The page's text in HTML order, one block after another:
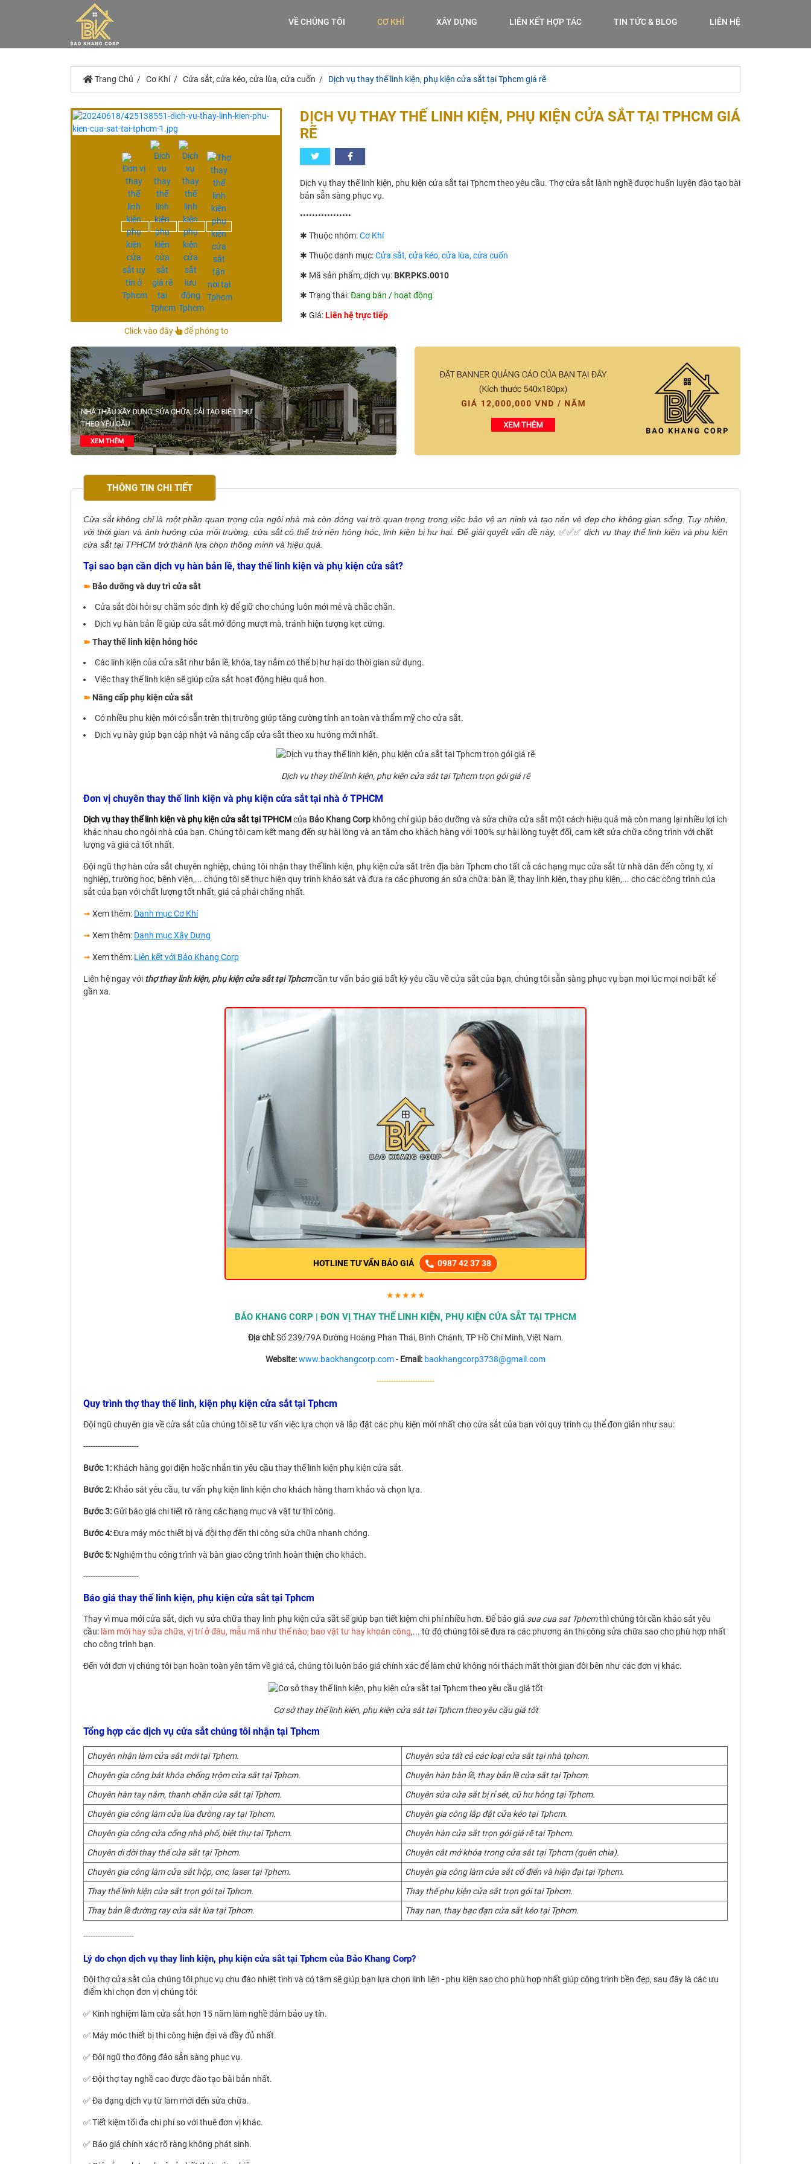
VỀ CHÚNG TÔI CƠ KHÍ XÂY DỰNG LIÊN KẾT HỢP TÁC TIN TỨC & BLOG LIÊN HỆ
Trang Chủ Cơ Khí Cửa sắt, cửa kéo, cửa lùa, cửa cuốn Dịch vụ thay thế linh kiện, phụ kiện cửa sắt tại Tphcm giá rẽ
Click vào đây để phóng to
DỊCH VỤ THAY THẾ LINH KIỆN, PHỤ KIỆN CỬA SẮT TẠI TPHCM GIÁ
RẼ
Dịch vụ thay thế linh kiện, phụ kiện cửa sắt tại Tphcm theo yêu cầu. Thợ cửa sắt lành nghề được huấn luyện đào tạo bài
bản sẵn sàng phục vụ.
•••••••••••••••••
✱ Thuộc nhóm:Cơ Khí
✱ Thuộc danh mục:Cửa sắt, cửa kéo, cửa lùa, cửa cuốn
✱ Mã sản phẩm, dịch vụ: BKP.PKS.0010
✱ Trạng thái:Đang bán / hoạt động
✱ Giá:Liên hệ trực tiếp
THÔNG TIN CHI TIẾT
Cửa sắt không chỉ là một phần quan trọng của ngôi nhà mà còn đóng vai trò quan trọng trong việc bảo vệ an ninh và tạo nên vẻ đẹp cho không gian sống. Tuy nhiên,
với thời gian và ảnh hưởng của môi trường, cửa sắt có thể trở nên hỏng hóc, linh kiện bị hư hại. Để giải quyết vấn đề này, ✅✅✅ dịch vụ thay thế linh kiện và phụ kiện
cửa sắt tại TPHCM trở thành lựa chọn thông minh và hiệu quả.
Tại sao bạn cần dịch vụ hàn bản lề, thay thế linh kiện và phụ kiện cửa sắt?
➽ Bảo dưỡng và duy trì cửa sắt
Cửa sắt đòi hỏi sự chăm sóc định kỳ để giữ cho chúng luôn mới mẻ và chắc chắn.
Dịch vụ hàn bản lề giúp cửa sắt mở đóng mượt mà, tránh hiện tượng kẹt cứng.
➽Thay thế linh kiện hỏng hóc
Các linh kiện của cửa sắt như bản lề, khóa, tay nắm có thể bị hư hại do thời gian sử dụng.
Việc thay thế linh kiện sẽ giúp cửa sắt hoạt động hiệu quả hơn.
➽ Nâng cấp phụ kiện cửa sắt
Có nhiều phụ kiện mới có sẵn trên thị trường giúp tăng cường tính an toàn và thẩm mỹ cho cửa sắt.
Dịch vụ này giúp bạn cập nhật và nâng cấp cửa sắt theo xu hướng mới nhất.
Dịch vụ thay thế linh kiện, phụ kiện cửa sắt tại Tphcm trọn gói giá rẽ
Đơn vị chuyên thay thế linh kiện và phụ kiện cửa sắt tại nhà ở TPHCM
Dịch vụ thay thế linh kiện và phụ kiện cửa sắt tại TPHCMcủa Bảo Khang Corp không chỉ giúp bảo dưỡng và sửa chữa cửa sắt một cách hiệu quả mà còn mang lại nhiều lợi ích
khác nhau cho ngôi nhà của bạn. Chúng tôi cam kết mang đến sự hài lòng và an tâm cho khách hàng với 100% sự hài lòng tuyệt đối, cam kết sửa chữa công trình với chất
lượng và giá cả tốt nhất.
Đội ngũ thợ hàn cửa sắt chuyên nghiệp, chúng tôi nhận thay thế linh kiện, phụ kiện cửa sắt trên địa bàn Tphcm cho tất cả các hạng mục cửa sắt từ nhà dân đến công ty, xí
nghiệp, trường học, bệnh viện,... chúng tôi sẽ thực hiện quy trình khảo sát và đưa ra các phương án sửa chữa: bàn lề, thay linh kiện, thay phụ kiện,... cho các công trình của
sắt của bạn với chất lượng tốt nhất, giá cả phải chăng nhất.
➟ Xem thêm: Danh mục Cơ Khí
➟ Xem thêm: Danh mục Xây Dựng
➟ Xem thêm: Liên kết với Bảo Khang Corp
Liên hệ ngay với thợ thay linh kiện, phụ kiện cửa sắt tại Tphcmcần tư vấn báo giá bất kỳ yêu cầu về cửa sắt của bạn, chúng tôi sẵn sàng phục vụ bạn mọi lúc mọi nơi bất kể
gần xa.
HOTLINE TƯ VẤN BÁO GIÁ 0987 42 37 38
★★★★★
BẢO KHANG CORP | ĐƠN VỊ THAY THẾ LINH KIỆN, PHỤ KIỆN CỬA SẮT TẠI TPHCM
Địa chỉ:Số 239/79A Đường Hoàng Phan Thái, Bình Chánh, TP Hồ Chí Minh, Việt Nam.
Website:www.baokhangcorp.com- Email: baokhangcorp3738@gmail.com
------------------------
Quy trình thợ thay thế linh, kiện phụ kiện cửa sắt tại Tphcm
Đội ngũ chuyên gia về cửa sắt của chúng tôi sẽ tư vấn việc lựa chọn và lắp đặt các phụ kiện mới nhất cho cửa sắt của bạn với quy trình cụ thể đơn giản như sau:
-----------------------
Bước 1: Khách hàng gọi điện hoặc nhắn tin yêu cầu thay thế linh kiện phụ kiện cửa sắt.
Bước 2: Khảo sát yêu cầu, tư vấn phụ kiện linh kiện cho khách hàng tham khảo và chọn lựa.
Bước 3:Gửi báo giá chi tiết rõ ràng các hạng mục và vật tư thi công.
Bước 4:Đưa máy móc thiết bị và đội thợ đến thi công sửa chữa nhanh chóng.
Bước 5: Nghiệm thu công trình và bàn giao công trình hoàn thiện cho khách.
-----------------------
Báo giá thay thế linh kiện, phụ kiện cửa sắt tại Tphcm
Thay vì mua mới cửa sắt, dịch vụ sửa chữa thay linh phụ kiện cửa sắt sẽ giúp bạn tiết kiệm chi phí nhiều hơn. Để báo giá sua cua sat Tphcmthì chúng tôi cần khảo sát yêu
cầu: làm mới hay sửa chữa, vị trí ở đâu, mẫu mã như thế nào, bao vật tư hay khoán công,... từ đó chúng tôi sẽ đưa ra các phương án thi công sửa chữa sao cho phù hợp nhất
cho công trình bạn.
Đến với đơn vị chúng tôi bạn hoàn toàn yên tâm về giá cả, chúng tôi luôn báo giá chính xác để làm chứ không nói thách mất thời gian đôi bên như các đơn vị khác.
Cơ sở thay thế linh kiện, phụ kiện cửa sắt tại Tphcm theo yêu cầu giá tốt
Tổng hợp các dịch vụ cửa sắt chúng tôi nhận tại Tphcm
Chuyên nhận làm cửa sắt mới tại Tphcm. Chuyên sửa tất cả các loại cửa sắt tại nhà tphcm.
Chuyên gia công bát khóa chống trộm cửa sắt tại Tphcm.
Chuyên hàn bàn lề, thay bản lề cửa sắt tại Tphcm.
Chuyên hàn tay nắm, thanh chắn cửa sắt tại Tphcm.
Chuyên sửa cửa sắt bị rỉ sét, cũ hư hỏng tại Tphcm.
Chuyên gia công làm cửa lùa đường ray tại Tphcm.
Chuyên gia công lắp đặt cửa kéo tại Tphcm.
Chuyên gia công cửa cổng nhà phố, biệt thự tại Tphcm.
Chuyên hàn cửa sắt trọn gói giá rẽ tại Tphcm.
Chuyên di dời thay thế cửa sắt tại Tphcm.
Chuyên cắt mở khóa trong cửa sắt tại Tphcm (quên chìa).
Chuyên gia công làm cửa sắt hộp, cnc, laser tại Tphcm.
Chuyên gia công làm cửa sắt cổ điển và hiện đại tại Tphcm.
Thay thế linh kiện cửa sắt trọn gói tại Tphcm.
Thay thế phụ kiện cửa sắt trọn gói tại Tphcm.
Thay bản lề đường ray cửa sắt lùa tại Tphcm.
Thay nan, thay bạc đạn cửa sắt kéo tại Tphcm.
---------------------
Lý do chọn dịch vụ thay linh kiện, phụ kiện cửa sắt tại Tphcm của Bảo Khang Corp?
Đội thợ cửa sắt của chúng tôi phục vụ chu đáo nhiệt tình và có tâm sẽ giúp bạn lựa chọn linh liện - phụ kiện sao cho phù hợp nhất giúp công trình bền đẹp, sau đây là các ưu
điểm khi chọn đơn vị chúng tôi:
✅ Kinh nghiệm làm cửa sắt hơn 15 năm làm nghề đảm bảo uy tín.
✅ Máy móc thiết bị thi công hiện đại và đầy đủ nhất.
✅ Đội ngũ thợ đông đảo sẵn sàng phục vụ.
✅ Đội thợ tay nghề cao được đào tạo bài bản nhất.
✅ Đa dạng dịch vụ từ làm mới đến sửa chữa.
✅ Tiết kiệm tối đa chi phí so với thuê đơn vị khác.
✅ Báo giá chính xác rõ ràng không phát sinh.